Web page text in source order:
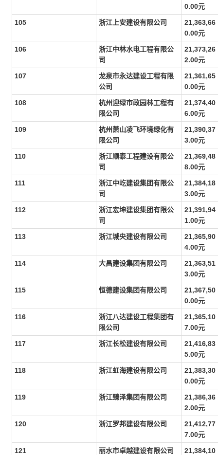
0.00元
105 浙江上安建设有限公司
21,363,66
0.00元
106
浙江中林水电工程有限公
司
21,373,26
2.00元
107
龙泉市永达建设工程有限
公司
21,361,65
0.00元
108
杭州迎绿市政园林工程有
限公司
21,374,40
6.00元
109
杭州萧山凌飞环境绿化有
限公司
21,390,37
3.00元
110
浙江顺泰工程建设有限公
司
21,369,48
8.00元
111
浙江中屹建设集团有限公
司
21,384,18
3.00元
112
浙江宏坤建设集团有限公
司
21,391,94
1.00元
113 浙江城央建设有限公司
21,365,90
4.00元
114 大昌建设集团有限公司
21,363,51
3.00元
115 恒德建设集团有限公司
21,367,50
0.00元
116
浙江八达建设工程集团有
限公司
21,365,10
7.00元
117 浙江长松建设有限公司
21,416,83
5.00元
118 浙江虹海建设有限公司
21,383,30
0.00元
119 浙江臻泽集团有限公司
21,386,36
2.00元
120 浙江罗邦建设有限公司
21,412,77
7.00元
121 丽水市卓越建设有限公司
21,384,10